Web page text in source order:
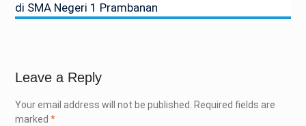
di SMA Negeri 1 Prambanan
Leave a Reply
Your email address will not be published.
Required fields are
marked *